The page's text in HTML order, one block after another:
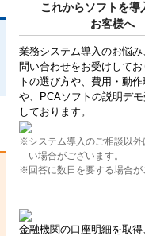
これからソフトを導
お客様へ
業務システム導入のお悩
問い合わせをお受けして
トの選び方や、費用・動
や、PCAソフトの説明デ
しております。
※システム導入のご相談以外
い場合がございます。
※回答に数日を要する場合が
金融機関の口座明細を取得